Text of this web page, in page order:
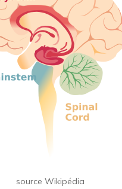
source Wikipédia